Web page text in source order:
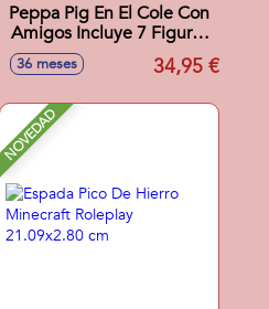
Peppa Pig En El Cole Con
Amigos Incluye 7 Figuras
Y 3 Pupitres 12X30 Cm
36 meses 34,95 €
NOVEDAD